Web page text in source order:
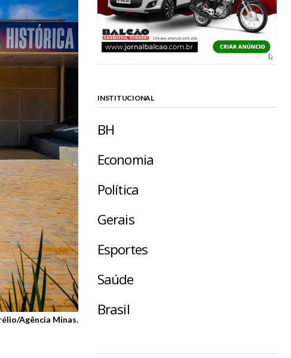
Agência Minas.
INSTITUCIONAL
BH
Economia
Política
Gerais
Esportes
Saúde
Brasil